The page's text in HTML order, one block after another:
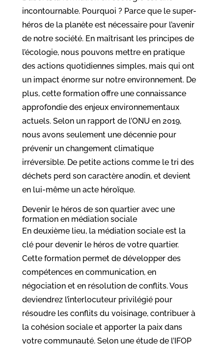
incontournable. Pourquoi ? Parce que le super-
héros de la planète est nécessaire pour l’avenir
de notre société. En maîtrisant les principes de
l’écologie, nous pouvons mettre en pratique
des actions quotidiennes simples, mais qui ont
un impact énorme sur notre environnement. De
plus, cette formation offre une connaissance
approfondie des enjeux environnementaux
actuels. Selon un rapport de l’ONU en 2019,
nous avons seulement une décennie pour
prévenir un changement climatique
irréversible. De petite actions comme le tri des
déchets perd son caractère anodin, et devient
en lui-même un acte héroïque.
Devenir le héros de son quartier avec une
formation en médiation sociale
En deuxième lieu, la médiation sociale est la
clé pour devenir le héros de votre quartier.
Cette formation permet de développer des
compétences en communication, en
négociation et en résolution de conflits. Vous
deviendrez l’interlocuteur privilégié pour
résoudre les conflits du voisinage, contribuer à
la cohésion sociale et apporter la paix dans
votre communauté. Selon une étude de l’IFOP